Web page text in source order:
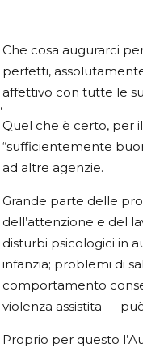
Che cosa augurarci
perfetti,
affettivo con tutte le
Quel che è certo, per
“sufficientemente
ad altre agenzie.
Grande parte delle
dell’attenzione e del
disturbi psicologici in
infanzia; problemi di
comportamento
violenza assistita —
Proprio per questo